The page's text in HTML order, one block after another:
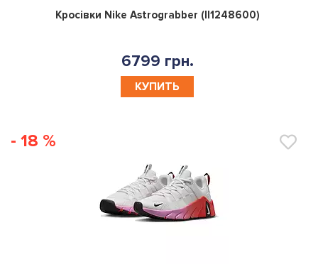
0
Кросівки Nike Astrograbber (II1248600)
6799 грн.
КУПИТЬ
- 18 %